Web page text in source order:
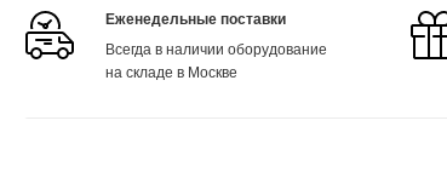
Еженедельные поставки
Всегда в наличии оборудование
на складе в Москве